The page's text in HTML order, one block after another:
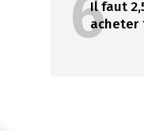
6Il faut
acheter